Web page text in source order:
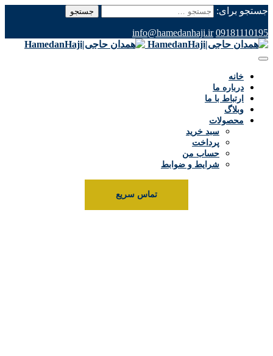
جستجو برای:
09181110195
info@hamedanhaji.ir
خانه
درباره ما
ارتباط با ما
وبلاگ
محصولات
سبد خرید
پرداخت
حساب من
شرایط و ضوابط
تماس سریع